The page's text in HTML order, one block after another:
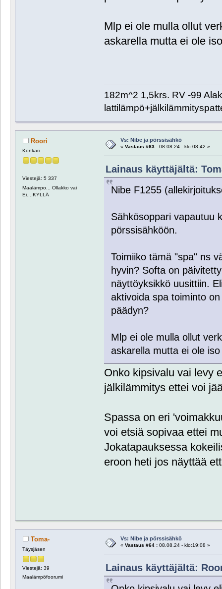
Mlp ei ole mulla ollut
askarella mutta ei ole
182m^2 1,5krs. RV -99
Roori
Konkari
Viestejä: 5 337
Maalämpo... Ollakko vai
Ei....KYLLÄ
Vs: Nibe ja pörssisähkö
« Vastaus #63 :08.08.24 - klo:08:42 »
Lainaus käyttäjältä:
Nibe F1255
Sähkösoppari vapautuu
pörssisähköön.
Toimiiko tämä "spa" ns
hyvin? Softa on
näyttöyksikkö uusittiin.
aktivoida spa toiminto
päädyn?
Mlp ei ole mulla ollut
askarella mutta ei ole
Onko kipsivalu vai levy
jälkilämmitys ettei voi
Spassa on eri
voi etsiä sopivaa ettei
Jokatapauksessa
eroon heti jos näyttää
Toma-
Täysjäsen
Viestejä: 39
Maalämpöfoorumi
Vs: Nibe ja pörssisähkö
« Vastaus #64 :08.08.24 - klo:19:08 »
Lainaus käyttäjältä: